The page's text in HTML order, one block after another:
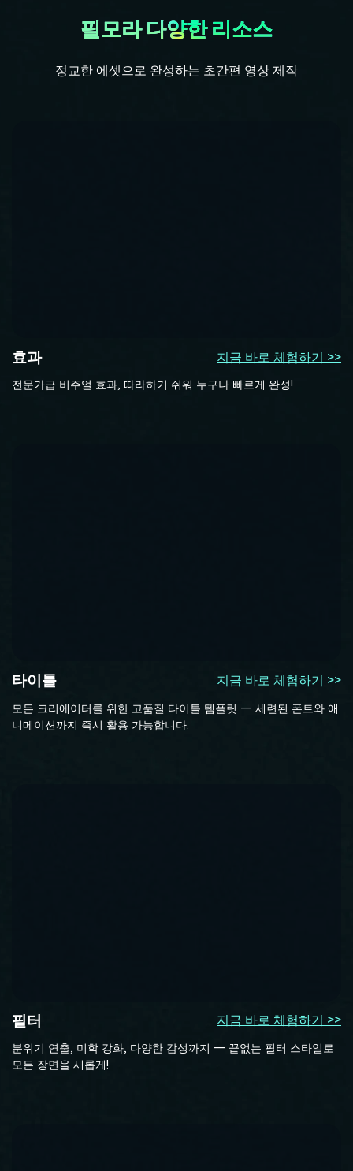
필모라 다양한 리소스
정교한 에셋으로 완성하는 초간편 영상 제작
효과 지금 바로 체험하기 >>
전문가급 비주얼 효과, 따라하기 쉬워 누구나 빠르게 완성!
타이틀 지금 바로 체험하기 >>
모든 크리에이터를 위한 고품질 타이틀 템플릿 — 세련된 폰트와 애
니메이션까지 즉시 활용 가능합니다.
필터 지금 바로 체험하기 >>
분위기 연출, 미학 강화, 다양한 감성까지 — 끝없는 필터 스타일로
모든 장면을 새롭게!